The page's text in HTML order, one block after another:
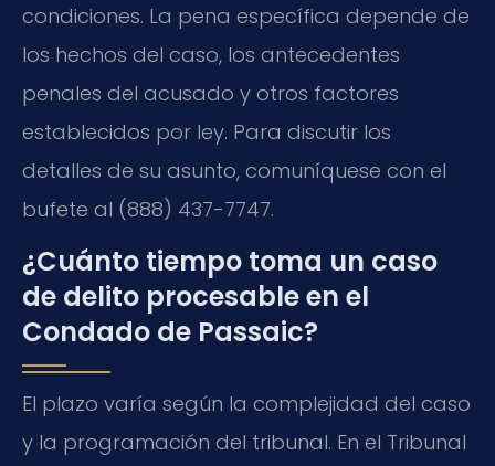
condiciones. La pena específica depende de
los hechos del caso, los antecedentes
penales del acusado y otros factores
establecidos por ley. Para discutir los
detalles de su asunto, comuníquese con el
bufete al (888) 437-7747.
¿Cuánto tiempo toma un caso
de delito procesable en el
Condado de Passaic?
El plazo varía según la complejidad del caso
y la programación del tribunal. En el Tribunal